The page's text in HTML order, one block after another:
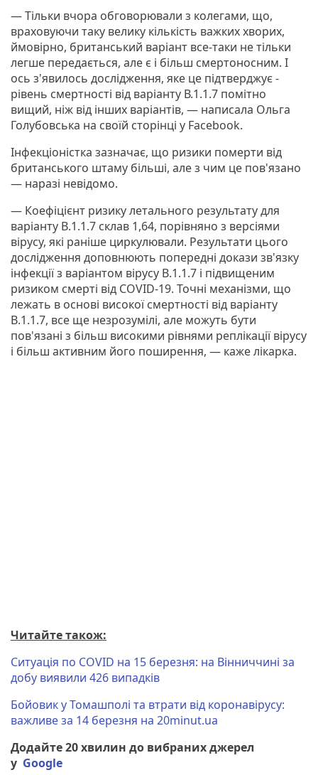
— Тільки вчора обговорювали з колегами, що,
враховуючи таку велику кількість важких хворих,
ймовірно, британський варіант все-таки не тільки
легше передається, але є і більш смертоносним. І
ось з'явилось дослідження, яке це підтверджує -
рівень смертності від варіанту В.1.1.7 помітно
вищий, ніж від інших варіантів, — написала Ольга
Голубовська на своїй сторінці у Facebook.
Інфекціоністка зазначає, що ризики померти від
британського штаму більші, але з чим це пов'язано
— наразі невідомо.
— Коефіцієнт ризику летального результату для
варіанту B.1.1.7 склав 1,64, порівняно з версіями
вірусу, які раніше циркулювали. Результати цього
дослідження доповнюють попередні докази зв'язку
інфекції з варіантом вірусу B.1.1.7 і підвищеним
ризиком смерті від COVID-19. Точні механізми, що
лежать в основі високої смертності від варіанту
B.1.1.7, все ще незрозумілі, але можуть бути
пов'язані з більш високими рівнями реплікації вірусу
і більш активним його поширення, — каже лікарка.
Читайте також:
Ситуація по COVID на 15 березня: на Вінниччині за
добу виявили 426 випадків
Бойовик у Томашполі та втрати від коронавірусу:
важливе за 14 березня на 20minut.ua
Додайте 20 хвилин до вибраних джерел
у Google